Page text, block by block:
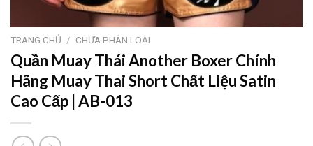
TRANG CHỦ / CHƯA PHÂN LOẠI
Quần Muay Thái Another Boxer Chính
Hãng Muay Thai Short Chất Liệu Satin
Cao Cấp | AB-013